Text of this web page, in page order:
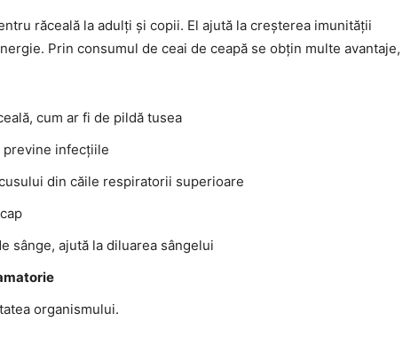
răceală la adulți și copii. El ajută la creșterea imunității
Prin consumul de ceai de ceapă se obțin multe avantaje,
cum ar fi de pildă tusea
previne infecțiile
din căile respiratorii superioare
sânge, ajută la diluarea sângelui
organismului.